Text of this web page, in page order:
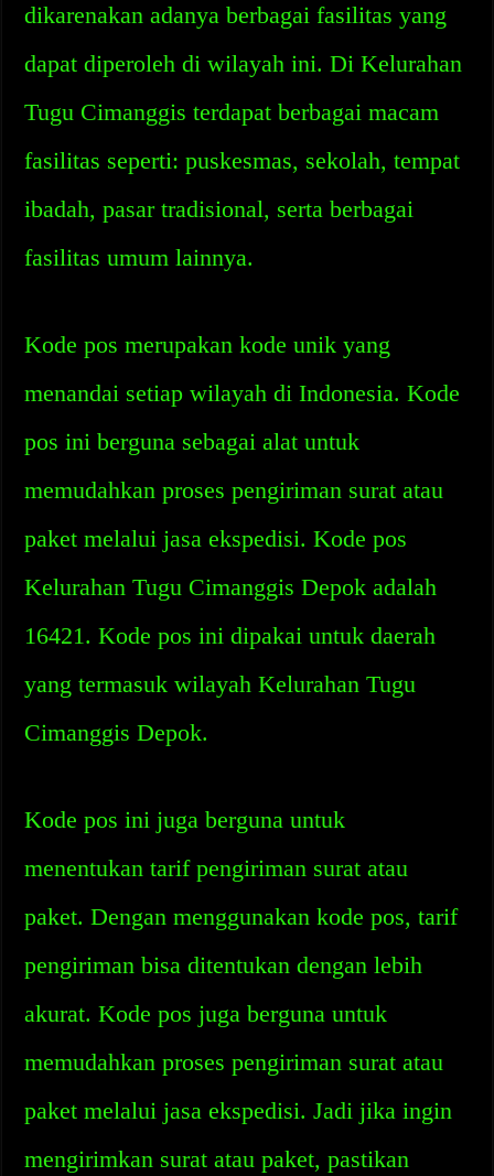
dikarenakan adanya berbagai fasilitas yang
dapat diperoleh di wilayah ini. Di Kelurahan
Tugu Cimanggis terdapat berbagai macam
fasilitas seperti: puskesmas, sekolah, tempat
ibadah, pasar tradisional, serta berbagai
fasilitas umum lainnya.
Kode pos merupakan kode unik yang
menandai setiap wilayah di Indonesia. Kode
pos ini berguna sebagai alat untuk
memudahkan proses pengiriman surat atau
paket melalui jasa ekspedisi. Kode pos
Kelurahan Tugu Cimanggis Depok adalah
16421. Kode pos ini dipakai untuk daerah
yang termasuk wilayah Kelurahan Tugu
Cimanggis Depok.
Kode pos ini juga berguna untuk
menentukan tarif pengiriman surat atau
paket. Dengan menggunakan kode pos, tarif
pengiriman bisa ditentukan dengan lebih
akurat. Kode pos juga berguna untuk
memudahkan proses pengiriman surat atau
paket melalui jasa ekspedisi. Jadi jika ingin
mengirimkan surat atau paket, pastikan